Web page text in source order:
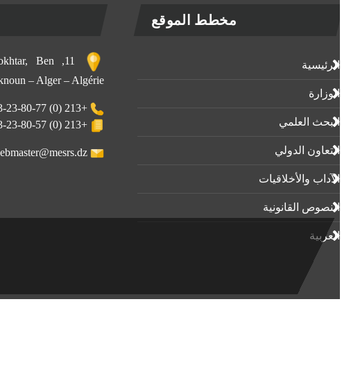
مخطط الموقع
الرئيسية
الوزارة
البحث العلمي
التعاون الدولي
الآداب واﻷخلاقيات
النصوص القانونية
العربية
Mokhtar, Ben
Aknoun – Alger – Algérie
+213 (0) 23-23-80-77
+213 (0) 23-23-80-57
webmaster@mesrs.dz